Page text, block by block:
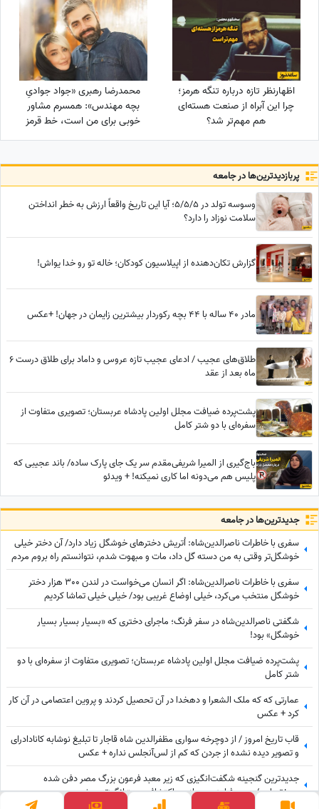
اظهارنظر تازه درباره تنگه هرمز؛
چرا این آبراه از صنعت هسته‌ای
هم مهم‌تر شد؟
محمدرضا رهبری «جواد جوادیِ
بچه مهندس»: همسرم مشاور
خوبی برای من است، خط قرمز
من خانوادمه/عروسی خواهرم
فیلم یا عکسی از من گرفته شود
پربازدید‌ترین‌ها در جامعه
وسوسه تولد در 5/5/5؛ آیا این تاریخ واقعاً ارزش به خطر انداختن
سلامت نوزاد را دارد؟
گزارش تکان‌دهنده از اپیلاسیون کودکان؛ خاله تو رو خدا یواش!
مادر 40 ساله با 44 بچه رکوردار بیشترین زایمان در جهان! +عکس
طلاق‌های عجیب / ادعای عجیب تازه عروس و داماد برای طلاق درست 6
ماه بعد از عقد
پشت‌پرده ضیافت مجلل اولین پادشاه عربستان؛ تصویری متفاوت از
سفره‌ای با دو شتر کامل
باج‌گیری از المیرا شریفی‌مقدم سر یک جای پارک ساده/ باند عجیبی که
پلیس هم می‌دونه اما کاری نمیکنه! + ویدئو
جدید‌ترین‌ها در جامعه
سفری با خاطرات ناصرالدین‌شاه: اُتریش دخترهای خوشگل زیاد دارد/ آن دختر خیلی‌
خوشگل‌تر وقتی به من دسته گل داد، مات و مبهوت شدم، نتوانستم راه بروم مردم
ملتفت شدند، خندیدند!
سفری با خاطرات ناصرالدین‌شاه: اگر انسان می‌خواست در لندن 300 هزار دختر
خوشگل منتخب می‌کرد، خیلی اوضاع غریبی بود/ خیلی خیلی تماشا کردیم
شگفتی ناصرالدین‌شاه در سفر فرنگ؛ ماجرای دختری که «بسیار بسیار بسیار
خوشگل» بود!
پشت‌پرده ضیافت مجلل اولین پادشاه عربستان؛ تصویری متفاوت از سفره‌ای با دو
شتر کامل
عمارتی که که ملک الشعرا و دهخدا در آن تحصیل کردند و پروین اعتصامی در آن کار
کرد + عکس
قاب تاریخ امروز / از دوچرخه سواری مظفرالدین شاه قاجار تا تبلیغ نوشابه ‌کانادادرای
و تصویر دیده نشده از جردن که کم از لس‌آنجلس نداره + عکس
جدیدترین گنجینه شگفت‌انگیزی که زیر معبد فرعون بزرگ مصر دفن شده
بود+تصاویر/ معبد فراعنه بعد از هر اکتشاف حیرت‌انگیزتر میشه